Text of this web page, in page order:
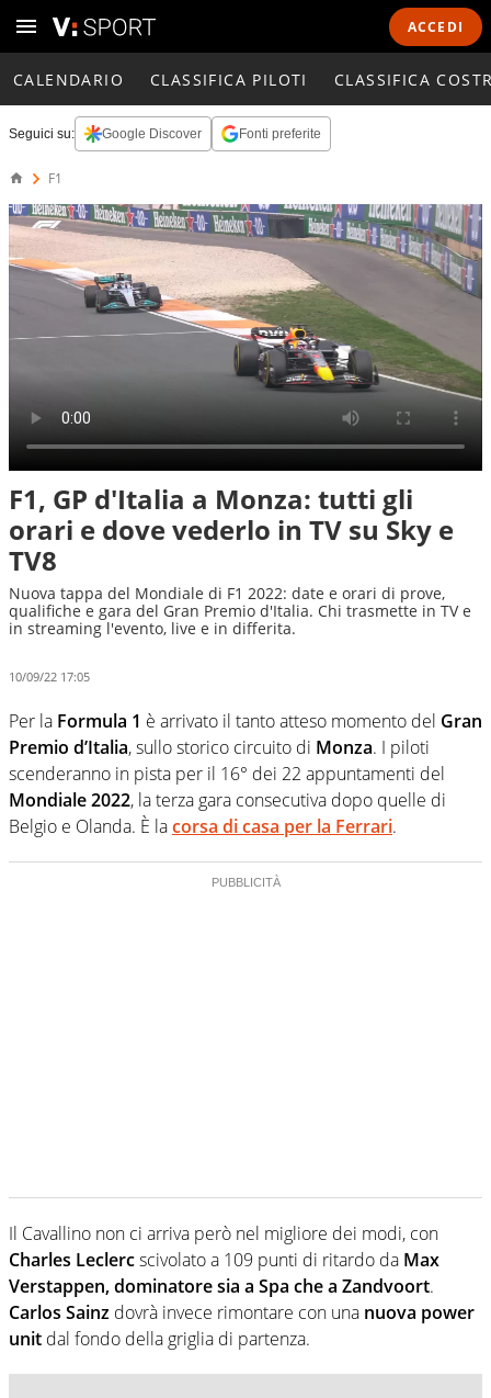
ACCEDI
CALENDARIO CLASSIFICA PILOTI CLASSIFICA
Seguici su: Google Discover Fonti preferite
F1
F1, GP d'Italia a Monza: tutti gli
orari e dove vederlo in TV su Sky e
TV8
Nuova tappa del Mondiale di F1 2022: date e orari di prove,
qualifiche e gara del Gran Premio d'Italia. Chi trasmette in TV e
in streaming l'evento, live e in differita.
10/09/22 17:05
Per la Formula 1 è arrivato il tanto atteso momento del Gran
Premio d’Italia, sullo storico circuito di Monza. I piloti
scenderanno in pista per il 16° dei 22 appuntamenti del
Mondiale 2022, la terza gara consecutiva dopo quelle di
Belgio e Olanda. È lacorsa di casa per la Ferrari.
Il Cavallino non ci arriva però nel migliore dei modi, con
Charles Leclercscivolato a 109 punti di ritardo da Max
Verstappen, dominatore sia a Spa che a Zandvoort.
Carlos Sainz dovrà invece rimontare con una nuova power
unit dal fondo della griglia di partenza.